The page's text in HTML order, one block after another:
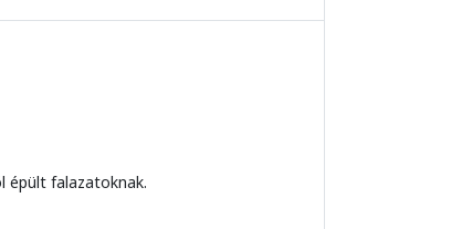
épült falazatoknak.